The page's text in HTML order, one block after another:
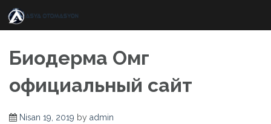
content
Биодерма Омг
официальный сайт
Nisan 19, 2019 by admin